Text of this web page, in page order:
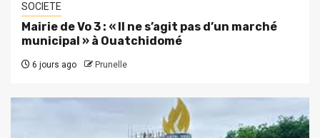
SOCIETE
Mairie de Vo 3 : « Il ne s’agit pas d’un marché
municipal » à Ouatchidomé
6 jours ago Prunelle